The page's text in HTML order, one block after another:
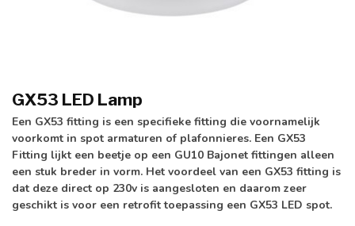
GX53 LED Lamp
Een GX53 fitting is een specifieke fitting die voornamelijk
voorkomt in spot armaturen of plafonnieres. Een GX53
Fitting lijkt een beetje op een GU10 Bajonet fittingen alleen
een stuk breder in vorm. Het voordeel van een GX53 fitting is
dat deze direct op 230v is aangesloten en daarom zeer
geschikt is voor een retrofit toepassing een GX53 LED spot.